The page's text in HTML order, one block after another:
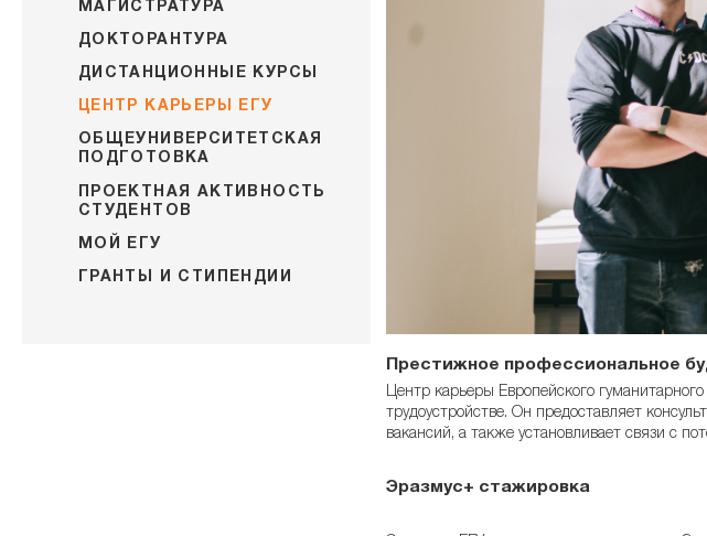
МАГИСТРАТУРА
ДОКТОРАНТУРА
ДИСТАНЦИОННЫЕ КУРСЫ
ЦЕНТР КАРЬЕРЫ ЕГУ
ОБЩЕУНИВЕРСИТЕТСКАЯ
ПОДГОТОВКА
ПРОЕКТНАЯ АКТИВНОСТЬ
СТУДЕНТОВ
МОЙ ЕГУ
ГРАНТЫ И СТИПЕНДИИ
Престижное профессиональное
Центр карьеры Европейского
трудоустройстве. Он предоставляет
вакансий, а также установливает связи с
Эразмус+ стажировка